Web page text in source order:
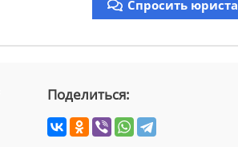
Спросить юриста
Поделиться: